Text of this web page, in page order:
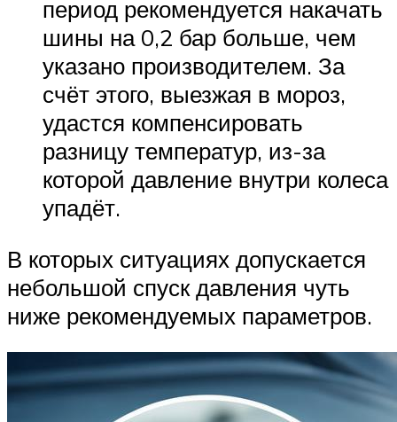
период рекомендуется накачать
шины на 0,2 бар больше, чем
указано производителем. За
счёт этого, выезжая в мороз,
удастся компенсировать
разницу температур, из-за
которой давление внутри колеса
упадёт.
В которых ситуациях допускается
небольшой спуск давления чуть
ниже рекомендуемых параметров.